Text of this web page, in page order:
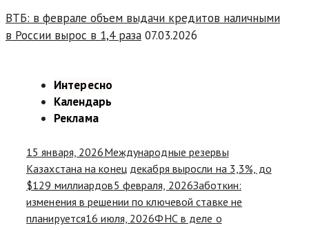
ВТБ: в феврале объем выдачи кредитов наличными
в России вырос в 1,4 раза 07.03.2026
Интересно
Календарь
Реклама
15 января, 2026Международные резервы
Казахстана на конец декабря выросли на 3,3%, до
$129 миллиардов5 февраля, 2026Заботкин:
изменения в решении по ключевой ставке не
планируется16 июля, 2026ФНС в деле о